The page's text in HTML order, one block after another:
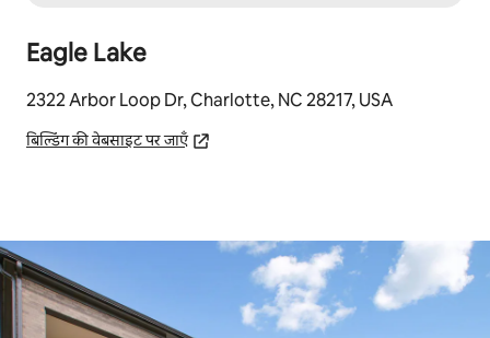
Eagle Lake
2322 Arbor Loop Dr, Charlotte, NC 28217, USA
बिल्डिंग की वेबसाइट पर जाएँ